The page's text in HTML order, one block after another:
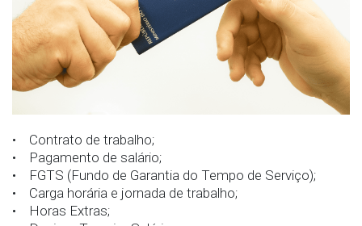
• Contrato de trabalho;
• Pagamento de salário;
• FGTS (Fundo de Garantia do Tempo de Serviço);
• Carga horária e jornada de trabalho;
• Horas Extras;